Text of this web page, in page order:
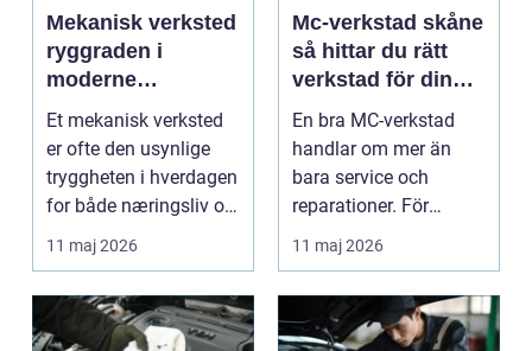
Mekanisk verksted
ryggraden i
moderne
maskinpark
Et mekanisk verksted
er ofte den usynlige
tryggheten i hverdagen
for både næringsliv og
privatperson...
11 maj 2026
Mc-verkstad skåne
så hittar du rätt
verkstad för din
motorcykel
En bra MC-verkstad
handlar om mer än
bara service och
reparationer. För
många förare i Skåne
är verk...
11 maj 2026